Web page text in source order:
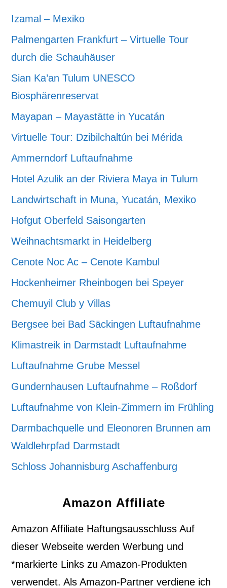
Izamal – Mexiko
Palmengarten Frankfurt – Virtuelle Tour
durch die Schauhäuser
Sian Ka’an Tulum UNESCO
Biosphärenreservat
Mayapan – Mayastätte in Yucatán
Virtuelle Tour: Dzibilchaltún bei Mérida
Ammerndorf Luftaufnahme
Hotel Azulik an der Riviera Maya in Tulum
Landwirtschaft in Muna, Yucatán, Mexiko
Hofgut Oberfeld Saisongarten
Weihnachtsmarkt in Heidelberg
Cenote Noc Ac – Cenote Kambul
Hockenheimer Rheinbogen bei Speyer
Chemuyil Club y Villas
Bergsee bei Bad Säckingen Luftaufnahme
Klimastreik in Darmstadt Luftaufnahme
Luftaufnahme Grube Messel
Gundernhausen Luftaufnahme – Roßdorf
Luftaufnahme von Klein-Zimmern im Frühling
Darmbachquelle und Eleonoren Brunnen am
Waldlehrpfad Darmstadt
Schloss Johannisburg Aschaffenburg
Amazon Affiliate
Amazon Affiliate Haftungsausschluss Auf
dieser Webseite werden Werbung und
*markierte Links zu Amazon-Produkten
verwendet. Als Amazon-Partner verdiene ich